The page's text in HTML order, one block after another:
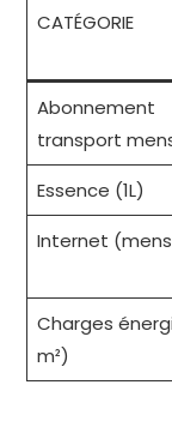
CATÉGORIE
Abonnement
transport
Essence (1L)
Internet
Charges
m²)